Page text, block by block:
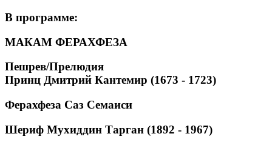
В программе:
МАКАМ ФЕРАХФЕЗА
Пешрев/Прелюдия
Принц Дмитрий Кантемир (1673 - 1723)
Ферахфеза Саз Семаиси
Шериф Мухиддин Тарган (1892 - 1967)